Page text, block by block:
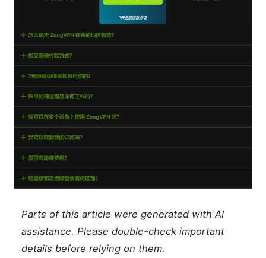
Parts of this article were generated with AI
assistance. Please double-check important
details before relying on them.